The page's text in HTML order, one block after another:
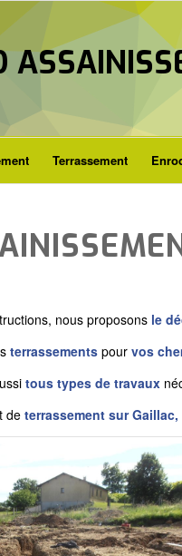
Terrassement
nous proposons le
terrassements pour vos
tous types de travaux
de terrassement sur Gaillac,